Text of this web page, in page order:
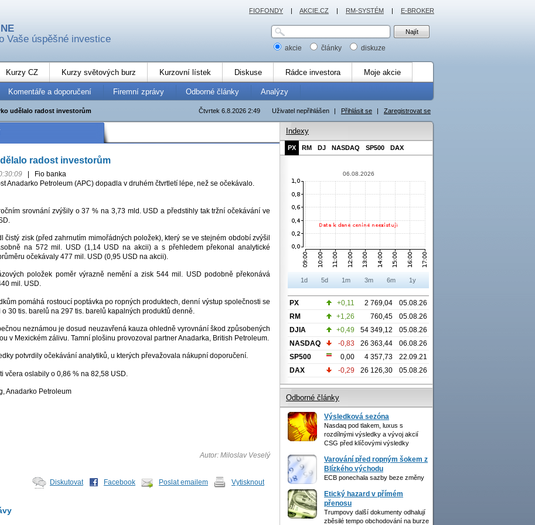
Vaše úspěšné investice
akcie články diskuze
Kurzy CZ Kurzy světových burz Kurzovní lístek Diskuse Rádce investora Moje akcie
Komentáře a doporučení Firemní zprávy Odborné články Analýzy
Uživatel nepřihlášen | Přihlásit se | Zaregistrovat se
Čtvrtek 6.8.2026 2:49
udělalo radost investorům
radost investorům
Fio banka
Anadarko Petroleum (APC) dopadla v druhém čtvrtletí lépe, než se očekávalo.
srovnání zvýšily o 37 % na 3,73 mld. USD a předstihly tak tržní očekávání ve
čistý zisk (před zahrnutím mimořádných položek), který se ve stejném období zvýšil
na 572 mil. USD (1,14 USD na akcii) a s přehledem překonal analytické
očekávaly 477 mil. USD (0,95 USD na akcii).
položek poměr výrazně nemění a zisk 544 mil. USD podobně překonává
mil. USD.
pomáhá rostoucí poptávka po ropných produktech, denní výstup společnosti se
30 tis. barelů na 297 tis. barelů kapalných produktů denně.
neznámou je dosud neuzavřená kauza ohledně vyrovnání škod způsobených
v Mexickém zálivu. Tamní plošinu provozoval partner Anadarka, British Petroleum.
potvrdily očekávání analytiků, u kterých převažovala nákupní doporučení.
včera oslabily o 0,86 % na 82,58 USD.
Anadarko Petroleum
Autor: Miloslav Veselý
Diskutovat Facebook Poslat emailem Vytisknout
Indexy
PX RM DJ NASDAQ SP500 DAX
06.08.2026
1d 5d 1m 3m 6m 1y
PX +0,11 2 769,04
05.08.26
RM
+1,26 760,45
05.08.26
DJIA
+0,49 54 349,12
05.08.26
NASDAQ
-0,83 26 363,44
06.08.26
SP500
0,00 4 357,73
22.09.21
DAX
-0,29 26 126,30 05.08.26
Odborné články
Výsledková sezóna
Nasdaq pod tlakem, luxus s
rozdílnými výsledky a vývoj akcií
CSG před klíčovými výsledky
Varování před ropným šokem z
Blízkého východu
ECB ponechala sazby beze změny
Etický hazard v přímém
přenosu
Trumpovy další dokumenty odhalují
zběsilé tempo obchodování na burze
FIOFONDY | AKCIE.CZ | RM-SYSTÉM | E-BROKER